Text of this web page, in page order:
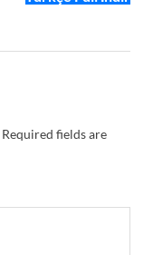
Required fields are